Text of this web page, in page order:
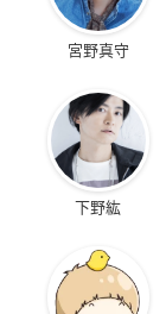
宮野真守
下野紘